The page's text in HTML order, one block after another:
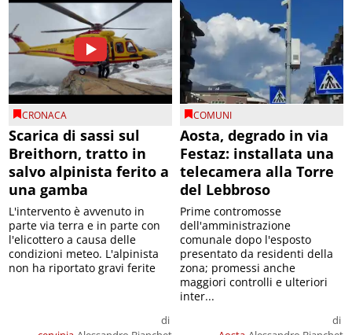
CRONACA
Scarica di sassi sul
Breithorn, tratto in
salvo alpinista ferito a
una gamba
di
L'intervento è avvenuto in
parte via terra e in parte con
l'elicottero a causa delle
condizioni meteo. L'alpinista
non ha riportato gravi ferite
COMUNI
Aosta, degrado in via
Festaz: installata una
telecamera alla Torre
del Lebbroso
di
Prime contromosse
dell'amministrazione
comunale dopo l'esposto
presentato da residenti della
zona; promessi anche
maggiori controlli e ulteriori
inter...